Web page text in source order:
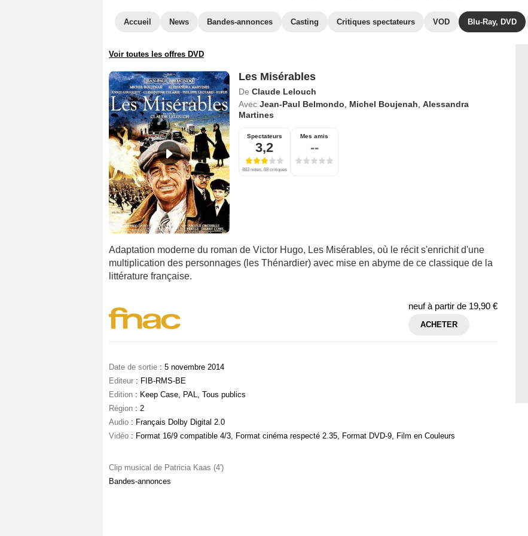
Accueil News Bandes-annonces Casting Critiques spectateurs VOD Blu-Ray, DVD
Voir toutes les offres DVD
Les Misérables
De Claude Lelouch
Avec Jean-Paul Belmondo Michel Boujenah Alessandra
Martines
Spectateurs
3,2
883 notes, 68 critiques
Mes amis
--
Adaptation moderne du roman de Victor Hugo, Les Misérables, où le récit s'enrichit d'une
multiplication des personnages (les Thénardier) avec mise en abyme de ce classique de la
littérature française.
neuf à partir de 19,90 €
ACHETER
Date de sortie : 5 novembre 2014
Editeur : FIB-RMS-BE
Edition : Keep Case, PAL, Tous publics
Région : 2
Audio : Français Dolby Digital 2.0
Vidéo : Format 16/9 compatible 4/3, Format cinéma respecté 2.35, Format DVD-9, Film en Couleurs
Clip musical de Patricia Kaas (4')
Bandes-annonces